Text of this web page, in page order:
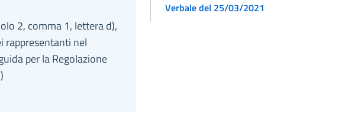
2, comma 1, lettera d),
rappresentanti nel
per la Regolazione
Verbale del 25/03/2021